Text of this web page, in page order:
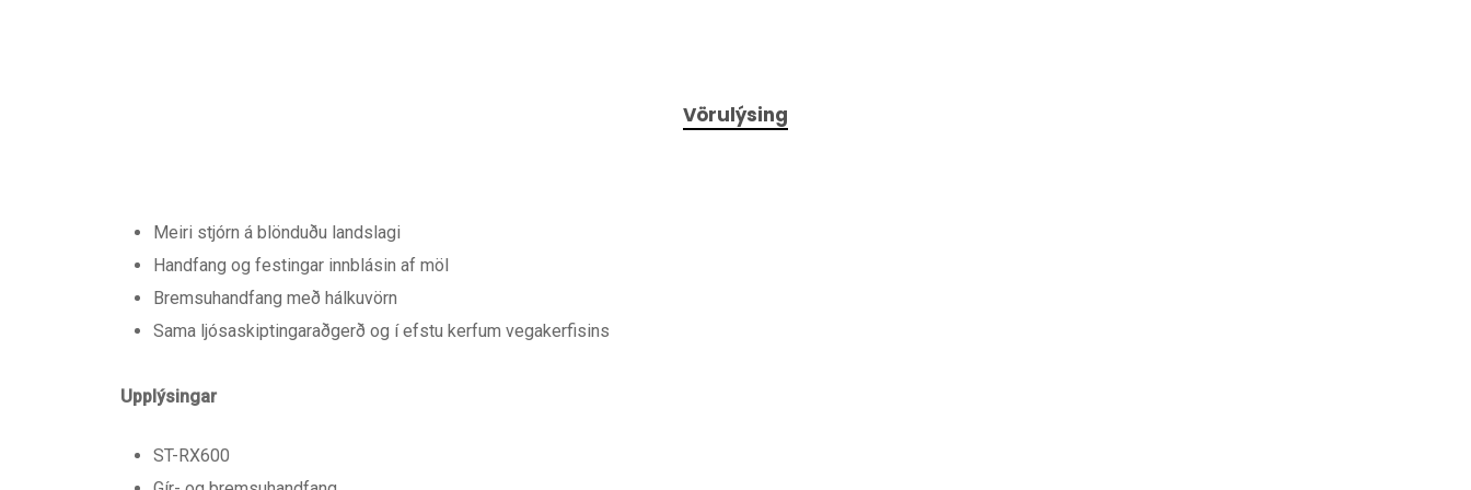
Vörulýsing
Meiri stjórn á blönduðu landslagi
Handfang og festingar innblásin af möl
Bremsuhandfang með hálkuvörn
Sama ljósaskiptingaraðgerð og í efstu kerfum vegakerfisins
Upplýsingar
ST-RX600